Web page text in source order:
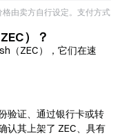
由卖方自行设定。支付方式
）？
（ZEC），它们在速
验证、通过银行卡或转
认其上架了 ZEC、具有